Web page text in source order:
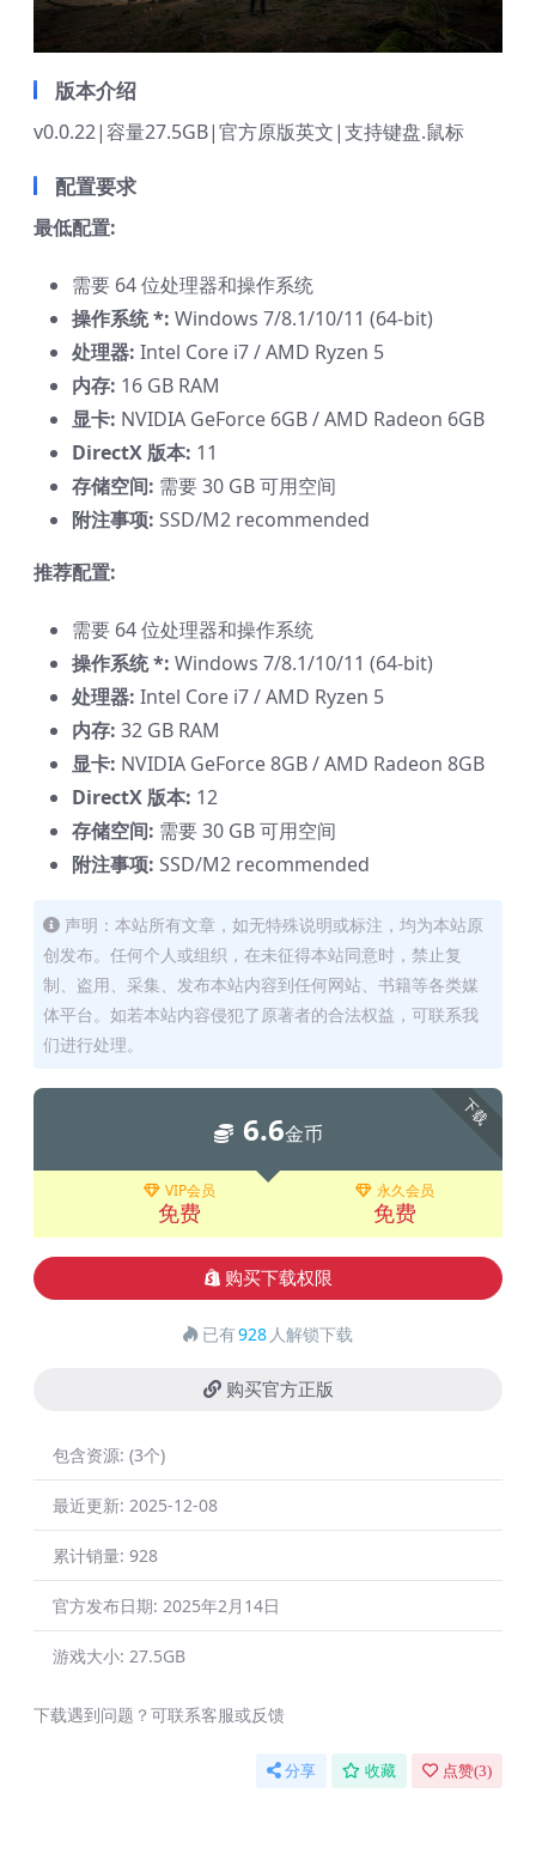
版本介绍
v0.0.22|容量27.5GB|官方原版英文|支持键盘.鼠标
配置要求
最低配置:
需要 64 位处理器和操作系统
操作系统 *: Windows 7/8.1/10/11 (64-bit)
处理器: Intel Core i7 / AMD Ryzen 5
内存: 16 GB RAM
显卡: NVIDIA GeForce 6GB / AMD Radeon 6GB
DirectX 版本: 11
存储空间: 需要 30 GB 可用空间
附注事项: SSD/M2 recommended
推荐配置:
需要 64 位处理器和操作系统
操作系统 *: Windows 7/8.1/10/11 (64-bit)
处理器: Intel Core i7 / AMD Ryzen 5
内存: 32 GB RAM
显卡: NVIDIA GeForce 8GB / AMD Radeon 8GB
DirectX 版本: 12
存储空间: 需要 30 GB 可用空间
附注事项: SSD/M2 recommended
声明：本站所有文章，如无特殊说明或标注，均为本站原
创发布。任何个人或组织，在未征得本站同意时，禁止复
制、盗用、采集、发布本站内容到任何网站、书籍等各类媒
体平台。如若本站内容侵犯了原著者的合法权益，可联系我
们进行处理。
下载
6.6金币
VIP会员
免费
永久会员
免费
购买下载权限
已有928 人解锁下载
购买官方正版
包含资源: (3个)
最近更新: 2025-12-08
累计销量: 928
官方发布日期: 2025年2月14日
游戏大小: 27.5GB
下载遇到问题？可联系客服或反馈
分享 收藏 点赞(3)